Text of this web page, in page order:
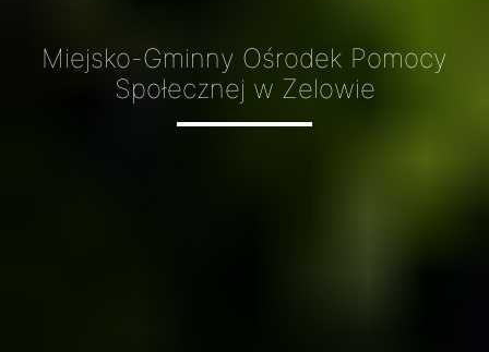
Miejsko-Gminny Ośrodek Pomocy
Społecznej w Zelowie